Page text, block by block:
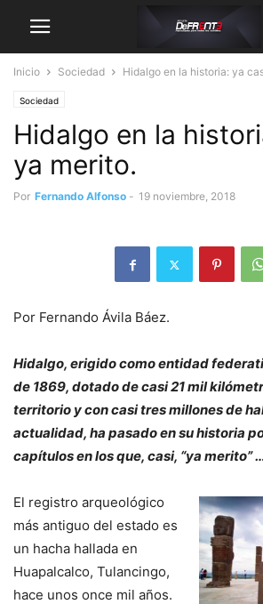
Inicio Sociedad Hidalgo en la historia: ya
Sociedad
Hidalgo en la
ya merito.
Por Fernando Alfonso - 19 noviembre, 2018
Por Fernando Ávila Báez.
Hidalgo, erigido como entidad
de 1869, dotado de casi 21 mil
territorio y con casi tres millones de
actualidad, ha pasado en su historia
capítulos en los que, casi, “ya merito”
El registro arqueológico
más antiguo del estado es
un hacha hallada en
Huapalcalco, Tulancingo,
hace unos once mil años.